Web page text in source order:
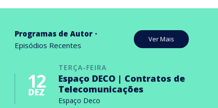
Programas de Autor
Episódios Recentes
Ver Mais
TERÇA-FEIRA
12
DEZ
Espaço DECO | Contratos de
Telecomunicações
Espaço Deco